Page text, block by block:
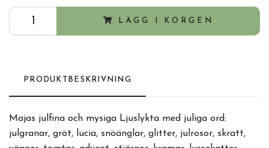
LÄGG I KORGEN
PRODUKTBESKRIVNING
Majas julfina och mysiga Ljuslykta med juliga ord:
julgranar, gröt, lucia, snöänglar, glitter, julrosor, skratt,